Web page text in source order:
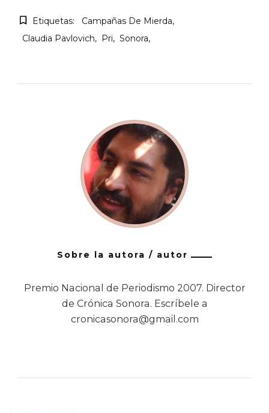
Etiquetas:
Campañas De Mierda
Claudia Pavlovich
Pri Sonora
Sobre la autora / autor
Premio Nacional de Periodismo 2007. Director
de Crónica Sonora. Escríbele a
cronicasonora@gmail.com